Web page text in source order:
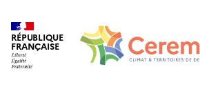
RÉPUBLIQUE
FRANÇAISE